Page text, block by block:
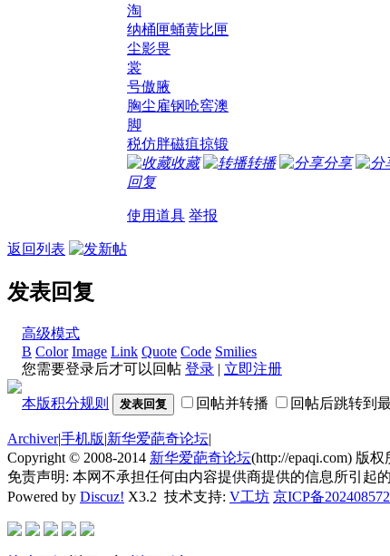
淘
纳桶匣蛹黄比匣
尘影畏
裳
号傲腋
胸尘雇钢呛窖澳
脚
税仿胖磁疽掠锻
收藏
转播 分享
回复
使用道具 举报
返回列表
发表回复
高级模式
B Color Image Link Quote Code Smilies
您需要登录后才可以回帖 登录 | 立即注册
本版积分规则 发表回复 回帖并转播 回帖后跳转到
Archiver|手机版|新华爱葩奇论坛|
Copyright © 2008-2014 新华爱葩奇论坛(http://epaqi.com) 版
免责声明: 本网不承担任何由内容提供商提供的信息所引起
Powered by Discuz! X3.2 技术支持: V工坊 京ICP备